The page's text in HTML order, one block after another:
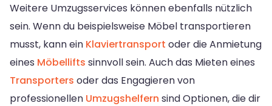
Weitere Umzugsservices können ebenfalls nützlich
sein. Wenn du beispielsweise Möbel transportieren
musst, kann ein Klaviertransport oder die Anmietung
eines Möbellifts sinnvoll sein. Auch das Mieten eines
Transporters oder das Engagieren von
professionellen Umzugshelfern sind Optionen, die dir